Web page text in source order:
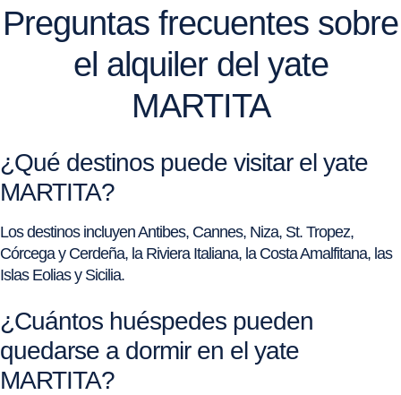
Preguntas frecuentes sobre
el alquiler del yate
MARTITA
¿Qué destinos puede visitar el yate
MARTITA?
Los destinos incluyen Antibes, Cannes, Niza, St. Tropez,
Córcega y Cerdeña, la Riviera Italiana, la Costa Amalfitana, las
Islas Eolias y Sicilia.
¿Cuántos huéspedes pueden
quedarse a dormir en el yate
MARTITA?